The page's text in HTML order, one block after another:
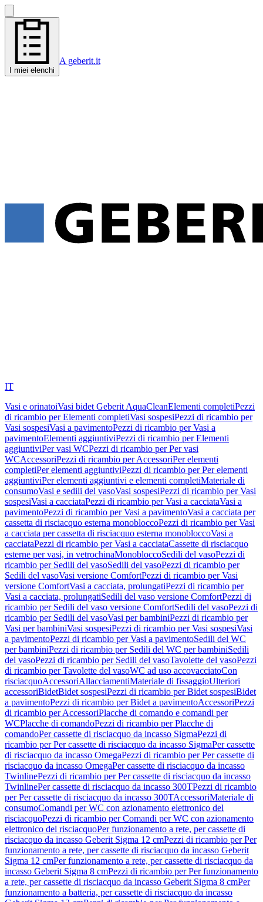
I miei elenchi
A geberit.it
IT
Vasi e orinatoiVasi bidet Geberit AquaCleanElementi completiPezzi
di ricambio per Elementi completiVasi sospesiPezzi di ricambio per
Vasi sospesiVasi a pavimentoPezzi di ricambio per Vasi a
pavimentoElementi aggiuntiviPezzi di ricambio per Elementi
aggiuntiviPer vasi WCPezzi di ricambio per Per vasi
WCAccessoriPezzi di ricambio per AccessoriPer elementi
completiPer elementi aggiuntiviPezzi di ricambio per Per elementi
aggiuntiviPer elementi aggiuntivi e elementi completiMateriale di
consumoVasi e sedili del vasoVasi sospesiPezzi di ricambio per Vasi
sospesiVasi a cacciataPezzi di ricambio per Vasi a cacciataVasi a
pavimentoPezzi di ricambio per Vasi a pavimentoVasi a cacciata per
cassetta di risciacquo esterna monobloccoPezzi di ricambio per Vasi
a cacciata per cassetta di risciacquo esterna monobloccoVasi a
cacciataPezzi di ricambio per Vasi a cacciataCassette di risciacquo
esterne per vasi, in vetrochinaMonobloccoSedili del vasoPezzi di
ricambio per Sedili del vasoSedili del vasoPezzi di ricambio per
Sedili del vasoVasi versione ComfortPezzi di ricambio per Vasi
versione ComfortVasi a cacciata, prolungatiPezzi di ricambio per
Vasi a cacciata, prolungatiSedili del vaso versione ComfortPezzi di
ricambio per Sedili del vaso versione ComfortSedili del vasoPezzi di
ricambio per Sedili del vasoVasi per bambiniPezzi di ricambio per
Vasi per bambiniVasi sospesiPezzi di ricambio per Vasi sospesiVasi
a pavimentoPezzi di ricambio per Vasi a pavimentoSedili del WC
per bambiniPezzi di ricambio per Sedili del WC per bambiniSedili
del vasoPezzi di ricambio per Sedili del vasoTavolette del vasoPezzi
di ricambio per Tavolette del vasoWC ad uso accovacciatoCon
risciacquoAccessoriAllacciamentiMateriale di fissaggioUlteriori
accessoriBidetBidet sospesiPezzi di ricambio per Bidet sospesiBidet
a pavimentoPezzi di ricambio per Bidet a pavimentoAccessoriPezzi
di ricambio per AccessoriPlacche di comando e comandi per
WCPlacche di comandoPezzi di ricambio per Placche di
comandoPer cassette di risciacquo da incasso SigmaPezzi di
ricambio per Per cassette di risciacquo da incasso SigmaPer cassette
di risciacquo da incasso OmegaPezzi di ricambio per Per cassette di
risciacquo da incasso OmegaPer cassette di risciacquo da incasso
TwinlinePezzi di ricambio per Per cassette di risciacquo da incasso
TwinlinePer cassette di risciacquo da incasso 300TPezzi di ricambio
per Per cassette di risciacquo da incasso 300TAccessoriMateriale di
consumoComandi per WC con azionamento elettronico del
risciacquoPezzi di ricambio per Comandi per WC con azionamento
elettronico del risciacquoPer funzionamento a rete, per cassette di
risciacquo da incasso Geberit Sigma 12 cmPezzi di ricambio per Per
funzionamento a rete, per cassette di risciacquo da incasso Geberit
Sigma 12 cmPer funzionamento a rete, per cassette di risciacquo da
incasso Geberit Sigma 8 cmPezzi di ricambio per Per funzionamento
a rete, per cassette di risciacquo da incasso Geberit Sigma 8 cmPer
funzionamento a batteria, per cassette di risciacquo da incasso